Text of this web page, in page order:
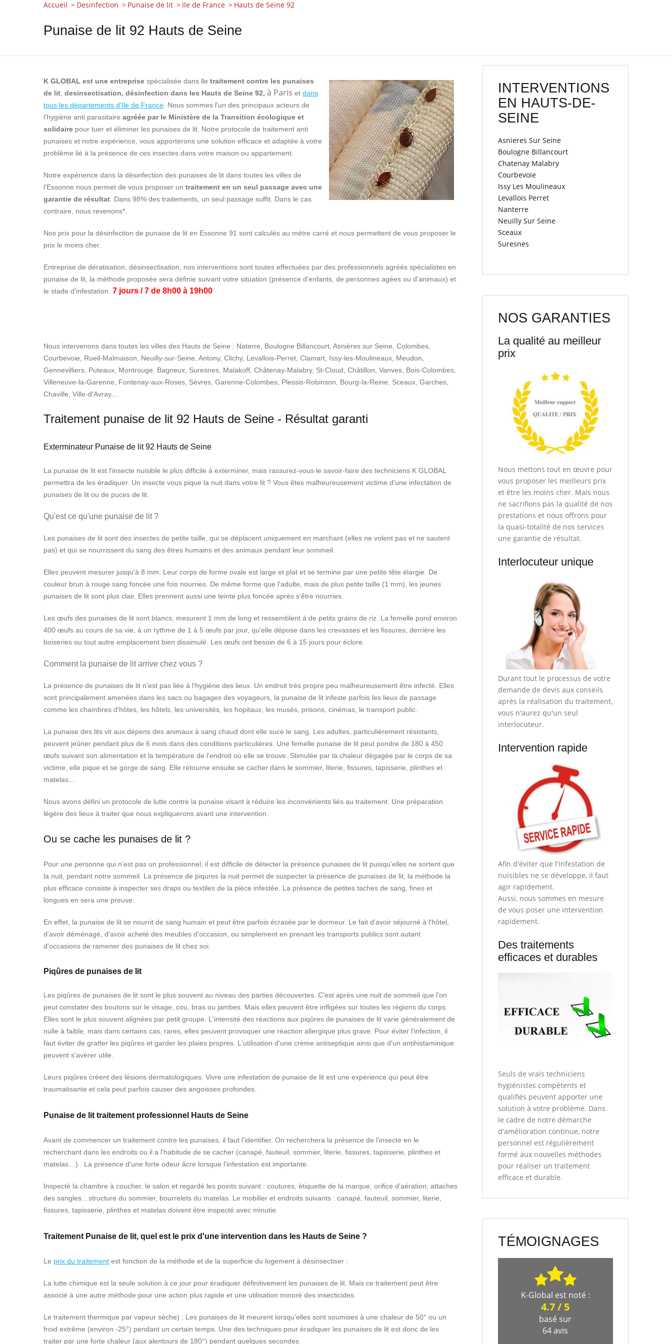
Accueil Desinfection Punaise de lit Ile de France Hauts de Seine 92
Punaise de lit 92 Hauts de Seine
K GLOBAL est une entreprise spécialisée dans lle traitement contre les punaises
de lit desinsectisation, désinfection dans les Hauts de Seine 92, à Paris et dans
tous les départements d'Ile de France . Nous sommes l'un des principaux acteurs de
l'hygiène anti parasitaire agréée par le Ministère de la Transition écologique et
solidaire pour tuer et éliminer les punaises de lit. Notre protocole de traitement anti
punaises et notre expérience, vous apporterons une solution efficace et adaptée à votre
probléme lié à la présence de ces insectes dans votre maison ou appartement.
Notre expérience dans la désinfection des punaises de lit dans toutes les villes de
l'Essonne nous permet de vous proposer un traitement en un seul passage avec une
garantie de résultat . Dans 98% des traitements, un seul passage suffit. Dans le cas
contraire, nous revenons*.
Nos prix pour la désinfection de punaise de lit en Essonne 91 sont calculés au mètre carré et nous permettent de vous proposer le
prix le moins cher.
Entreprise de dératisation, désinsectisation, nos interventions sont toutes effectuées par des professionnels agréés spécialistes en
punaise de lit, la méthode proposée sera définie suivant votre situation (présence d'enfants, de personnes agées ou d'animaux) et
le stade d'infestation. 7 jours / 7 de 8h00 à 19h00
Nous intervenons dans toutes les villes des Hauts de Seine : Naterre, Boulogne Billancourt, Asnières sur Seine, Colombes,
Courbevoie, Rueil-Malmaison, Neuilly-sur-Seine, Antony, Clichy, Levallois-Perret, Clamart, Issy-les-Moulineaux, Meudon,
Gennevilliers, Puteaux, Montrouge, Bagneux, Suresnes, Malakoff, Châtenay-Malabry, St-Cloud, Châtillon, Vanves, Bois-Colombes,
Villeneuve-la-Garenne, Fontenay-aux-Roses, Sèvres, Garenne-Colombes, Plessis-Robinson, Bourg-la-Reine, Sceaux, Garches,
Chaville, Ville-d'Avray...
Traitement punaise de lit 92 Hauts de Seine - Résultat garanti
Exterminateur Punaise de lit 92 Hauts de Seine
La punaise de lit est l'insecte nuisible le plus difficile à exterminer, mais rassurez-vous le savoir-faire des techniciens K GLOBAL
permettra de les éradiquer. Un insecte vous pique la nuit dans votre lit ? Vous êtes malheureusement victime d'une infectation de
punaises de lit ou de puces de lit.
Qu'est ce qu'une punaise de lit ?
Les punaises de lit sont des insectes de petite taille, qui se déplacent uniquement en marchant (elles ne volent pas et ne sautent
pas) et qui se nourrissent du sang des êtres humains et des animaux pendant leur sommeil.
Elles peuvent mesurer jusqu'à 8 mm. Leur corps de forme ovale est large et plat et se termine par une petite tête élargie. De
couleur brun à rouge sang foncée une fois nourries. De même forme que l'adulte, mais de plus petite taille (1 mm), les jeunes
punaises de lit sont plus clair. Elles prennent aussi une teinte plus foncée après s'être nourries.
Les œufs des punaises de lit sont blancs, mesurent 1 mm de long et ressemblent à de petits grains de riz. La femelle pond environ
400 œufs au cours de sa vie, à un rythme de 1 à 5 œufs par jour, qu'elle dépose dans les crevasses et les fissures, derrière les
boiseries ou tout autre emplacement bien dissimulé. Les œufs ont besoin de 6 à 15 jours pour éclore.
Comment la punaise de lit arrive chez vous ?
La présence de punaises de lit n'est pas liée à l'hygiène des lieux. Un endroit très propre peu malheureusement être infecté. Elles
sont principalement amenées dans les sacs ou bagages des voyageurs, la punaise de lit infeste parfois les lieux de passage
comme les chambres d'hôtes, les hôtels, les universités, les hopitaux, les musés, prisons, cinémas, le transport public.
La punaise des lits vit aux dépens des animaux à sang chaud dont elle suce le sang. Les adultes, particulièrement résistants,
peuvent jeûner pendant plus de 6 mois dans des conditions particulières. Une femelle punaise de lit peut pondre de 180 à 450
œufs suivant son alimentation et la température de l'endroit où elle se trouve. Stimulée par la chaleur dégagée par le corps de sa
victime, elle pique et se gorge de sang. Elle retourne ensuite se cacher dans le sommier, literie, fissures, tapisserie, plinthes et
matelas...
Nous avons défini un protocole de lutte contre la punaise visant à réduire les inconvénients liés au traitement. Une préparation
légère des lieux à traiter que nous expliquerons avant une intervention.
Ou se cache les punaises de lit ?
Pour une personne qui n'est pas un professionnel, il est difficile de détecter la présence punaises de lit puisqu'elles ne sortent que
la nuit, pendant notre sommeil. La présence de piqures la nuit permet de suspecter la présence de punaises de lit, la méthode la
plus efficace consiste à inspecter ses draps ou textiles de la pièce infestée. La présence de petites taches de sang, fines et
longues en sera une preuve.
En effet, la punaise de lit se nourrit de sang humain et peut être parfois écrasée par le dormeur. Le fait d'avoir séjourné à l'hôtel,
d'avoir déménagé, d'avoir acheté des meubles d'occasion, ou simplement en prenant les transports publics sont autant
d'occasions de ramener des punaises de lit chez soi.
Piqûres de punaises de lit
Les piqûres de punaises de lit sont le plus souvent au niveau des parties découvertes. C'est après une nuit de sommeil que l'on
peut constater des boutons sur le visage, cou, bras ou jambes. Mais elles peuvent être infligées sur toutes les régions du corps.
Elles sont le plus souvent alignées par petit groupe. L'intensité des réactions aux piqûres de punaises de lit varie généralement de
nulle à faible, mais dans certains cas, rares, elles peuvent provoquer une réaction allergique plus grave. Pour éviter l'infection, il
faut éviter de gratter les piqûres et garder les plaies propres. L'utilisation d'une crème antiseptique ainsi que d'un antihistaminique
peuvent s'avérer utile.
Leurs piqûres créent des lésions dermatologiques. Vivre une infestation de punaise de lit est une expérience qui peut être
traumatisante et cela peut parfois causer des angoisses profondes.
Punaise de lit traitement professionnel Hauts de Seine
Avant de commencer un traitement contre les punaises, il faut l'identifier. On recherchera la présence de l'insecte en le
recherchant dans les endroits ou il a l'habitude de se cacher (canapé, fauteuil, sommier, literie, fissures, tapisserie, plinthes et
matelas…) . La présence d'une forte odeur âcre lorsque l'infestation est importante.
Inspecté la chambre à coucher, le salon et regardé les points suivant : coutures, étiquette de la marque, orifice d'aération, attaches
des sangles…structure du sommier, bourrelets du matelas. Le mobilier et endroits suivants : canapé, fauteuil, sommier, literie,
fissures, tapisserie, plinthes et matelas doivent être inspecté avec minutie.
Traitement Punaise de lit, quel est le prix d'une intervention dans les Hauts de Seine ?
Le prix du traitement est fonction de la méthode et de la superficie du logement à désinsectiser :
La lutte chimique est la seule solution à ce jour pour éradiquer définitivement les punaises de lit. Mais ce traitement peut être
associé à une autre méthode pour une action plus rapide et une utilisation minoré des insecticides.
Le traitement thermique par vapeur sèche) : Les punaises de lit meurent lorsqu'elles sont soumises à une chaleur de 50° ou un
froid extrême (environ -25°) pendant un certain temps. Une des techniques pour éradiquer les punaises de lit est donc de les
traiter par une forte chaleur (aux alentours de 180°) pendant quelques secondes.
INTERVENTIONS
EN HAUTS-DE-
SEINE
Asnieres Sur Seine
Boulogne Billancourt
Chatenay Malabry
Courbevoie
Issy Les Moulineaux
Levallois Perret
Nanterre
Neuilly Sur Seine
Sceaux
Suresnes
NOS GARANTIES
La qualité au meilleur
prix
Nous mettons tout en œuvre pour
vous proposer les meilleurs prix
et être les moins cher. Mais nous
ne sacrifions pas la qualité de nos
prestations et nous offrons pour
la quasi-totalité de nos services
une garantie de résultat.
Interlocuteur unique
Durant tout le processus de votre
demande de devis aux conseils
après la réalisation du traitement,
vous n'aurez qu'un seul
interlocuteur.
Intervention rapide
Afin d'éviter que l'infestation de
nuisibles ne se développe, il faut
agir rapidement.
Aussi, nous sommes en mesure
de vous poser une intervention
rapidement.
Des traitements
efficaces et durables
Seuls de vrais techniciens
hygiénistes compétents et
qualifiés peuvent apporter une
solution à votre problème. Dans
le cadre de notre démarche
d'amélioration continue, notre
personnel est régulièrement
formé aux nouvelles méthodes
pour réaliser un traitement
efficace et durable.
TÉMOIGNAGES
K-Global est noté :
4.7/ 5
basé sur
64avis